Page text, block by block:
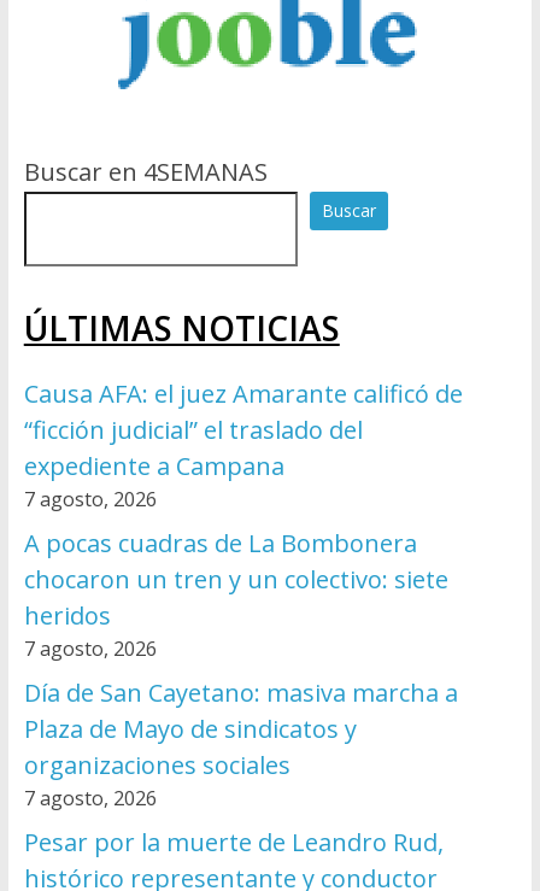
Buscar en 4SEMANAS
Buscar
ÚLTIMAS NOTICIAS
Causa AFA: el juez Amarante calificó de
“ficción judicial” el traslado del
expediente a Campana
7 agosto, 2026
A pocas cuadras de La Bombonera
chocaron un tren y un colectivo: siete
heridos
7 agosto, 2026
Día de San Cayetano: masiva marcha a
Plaza de Mayo de sindicatos y
organizaciones sociales
7 agosto, 2026
Pesar por la muerte de Leandro Rud,
histórico representante y conductor